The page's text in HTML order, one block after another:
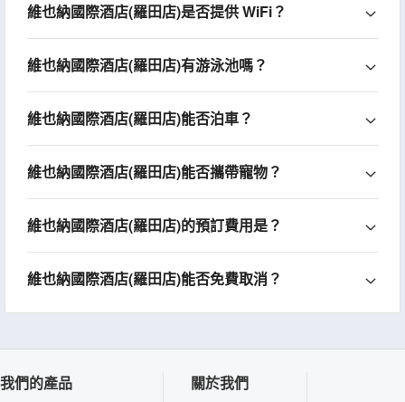
維也納國際酒店(羅田店)是否提供 WiFi？
維也納國際酒店(羅田店)有游泳池嗎？
維也納國際酒店(羅田店)能否泊車？
維也納國際酒店(羅田店)能否攜帶寵物？
維也納國際酒店(羅田店)的預訂費用是？
維也納國際酒店(羅田店)能否免費取消？
我們的產品 關於我們